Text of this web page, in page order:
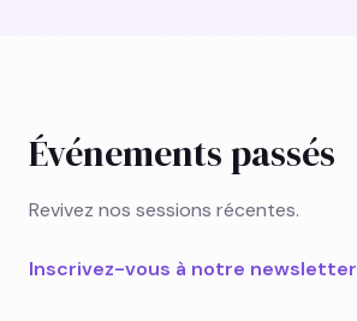
Événements passés
Revivez nos sessions récentes.
Inscrivez-vous à notre newsletter